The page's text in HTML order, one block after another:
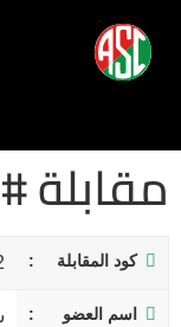
مقابلة #82
كود المقابلة
اسم العضو